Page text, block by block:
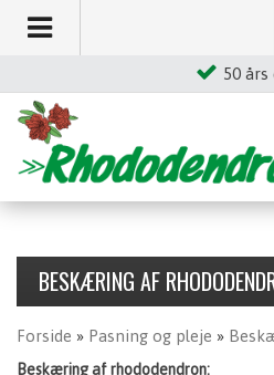
50
BESKÆRING AF
Forside » Pasning og pleje »
Beskæring af rhododendron: